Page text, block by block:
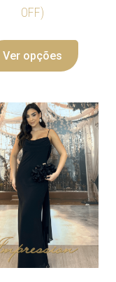
OFF)
Ver opções